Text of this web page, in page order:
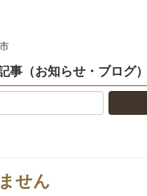
事（お知らせ・ブログ）
せん